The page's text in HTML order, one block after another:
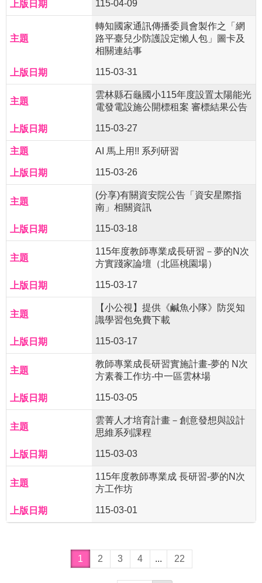
115-04-09
轉知國家通訊傳播委員會製作之「網
路平臺兒少防護設定懶人包」圖卡及
相關連結事
115-03-31
雲林縣石龜國小115年度設置太陽能光
電發電設施公開標租案 審標結果公告
115-03-27
AI 馬上用!! 系列研習
115-03-26
(分享)有關資安院公告「資安星際指
南」相關資訊
115-03-18
115年度教師專業成長研習－夢的N次
方實踐家論壇（北區桃園場）
115-03-17
【小公視】提供《鹹魚小隊》防災知
識學習包免費下載
115-03-17
教師專業成長研習實施計畫-夢的 N次
方素養工作坊-中一區雲林場
115-03-05
雲菁人才培育計畫－創意發想與設計
思維系列課程
115-03-03
115年度教師專業成 長研習-夢的N次
方工作坊
115-03-01
1 2 3 4 ... 22